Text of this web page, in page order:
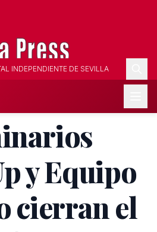
INDEPENDIENTE DE SEVILLA
y Equipo
cierran el